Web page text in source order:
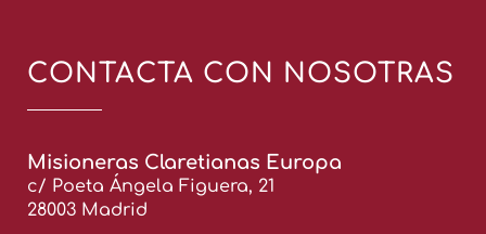
CONTACTA CON NOSOTRAS
Misioneras Claretianas Europa
c/ Poeta Ángela Figuera, 21
28003 Madrid